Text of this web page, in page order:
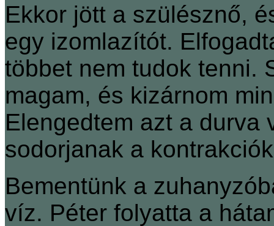
Ekkor jött a szülésznő,
egy izomlazítót.
többet nem tudok tenni.
magam, és kizárnom
Elengedtem azt a durva
sodorjanak a
Bementünk a
víz. Péter folyatta a